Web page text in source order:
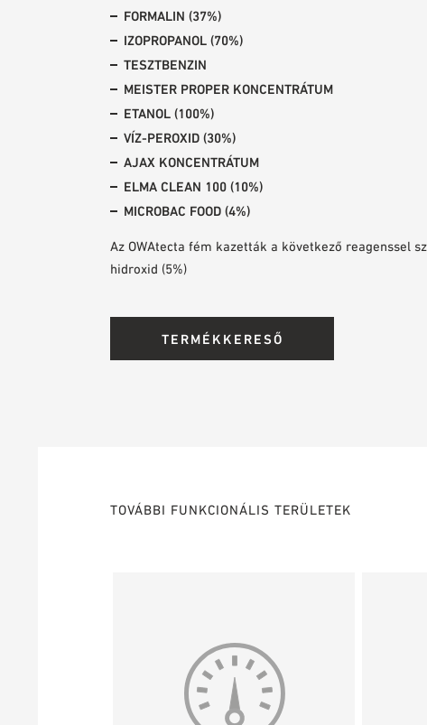
FORMALIN (37%)
IZOPROPANOL (70%)
TESZTBENZIN
MEISTER PROPER KONCENTRÁTUM
ETANOL (100%)
VÍZ-PEROXID (30%)
AJAX KONCENTRÁTUM
ELMA CLEAN 100 (10%)
MICROBAC FOOD (4%)
Az OWAtecta fém kazetták a következő reagenssel
hidroxid (5%)
TERMÉKKERESŐ
TOVÁBBI FUNKCIONÁLIS TERÜLETEK